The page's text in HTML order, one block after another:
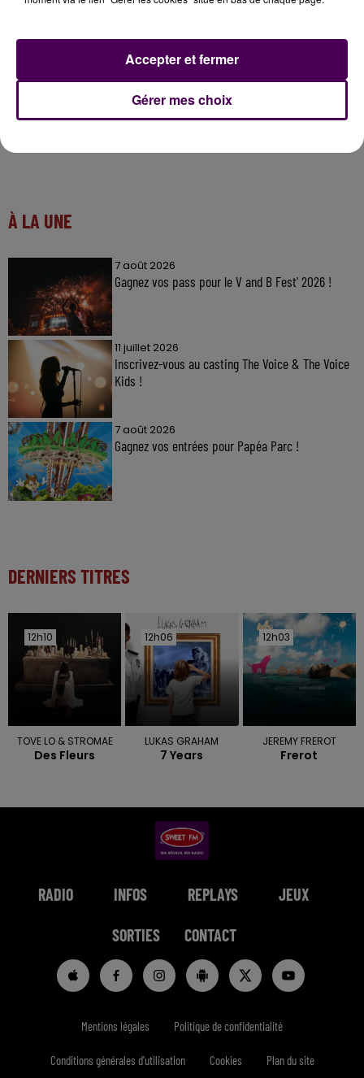
À LA UNE
7 août 2026
Gagnez vos pass pour le V and B Fest' 2026 !
11 juillet 2026
Inscrivez-vous au casting The Voice & The Voice
Kids !
7 août 2026
Gagnez vos entrées pour Papéa Parc !
DERNIERS TITRES
12h10
12h10
TOVE LO & STROMAE
Des Fleurs
12h06
12h06
LUKAS GRAHAM
7 Years
12h03
12h03
JEREMY FREROT
Frerot
RADIO INFOS REPLAYS JEUX
SORTIES CONTACT
Mentions légales Politique de confidentialité
Conditions générales d'utilisation Cookies Plan du site
Gérer mes choix
Accepter et fermer